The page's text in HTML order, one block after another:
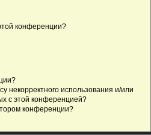
конференции?
некорректного использования и/или
с этой конференцией?
конференции?